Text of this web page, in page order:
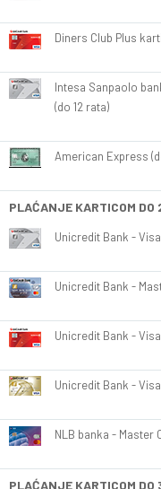
Diners Club Plus
Intesa Sanpaolo
(do 12 rata)
American Express
PLAĆANJE KARTICOM DO
Unicredit Bank -
Unicredit Bank -
Unicredit Bank -
Unicredit Bank -
NLB banka - Master
PLAĆANJE KARTICOM DO